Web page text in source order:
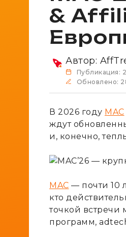
&
Автор:
Публикация:
Обновлено:
В 2026 году MAC
ждут
и, конечно,
MAC — почти 10
кто
точкой встречи
программ,